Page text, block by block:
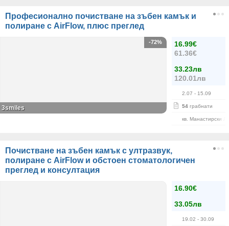
Професионално почистване на зъбен камък и
полиране с AirFlow, плюс преглед
16.99€
61.36€
33.23лв
120.01лв
2.07 - 15.09
54 грабнати
кв. Манастирски
-72%
3smiles
Почистване на зъбен камък с ултразвук,
полиране с AirFlow и обстоен стоматологичен
преглед и консултация
16.90€
33.05лв
19.02 - 30.09